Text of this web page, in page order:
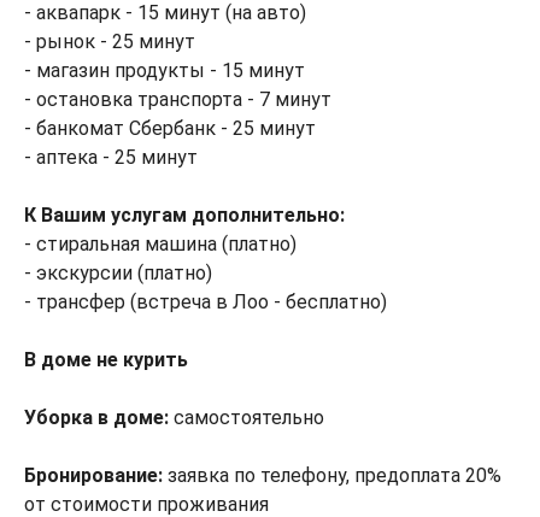
- аквапарк - 15 минут (на авто)
- рынок - 25 минут
- магазин продукты - 15 минут
- остановка транспорта - 7 минут
- банкомат Сбербанк - 25 минут
- аптека - 25 минут
К Вашим услугам дополнительно:
- стиральная машина (платно)
- экскурсии (платно)
- трансфер (встреча в Лоо - бесплатно)
В доме не курить
Уборка в доме: самостоятельно
Бронирование: заявка по телефону, предоплата 20%
от стоимости проживания